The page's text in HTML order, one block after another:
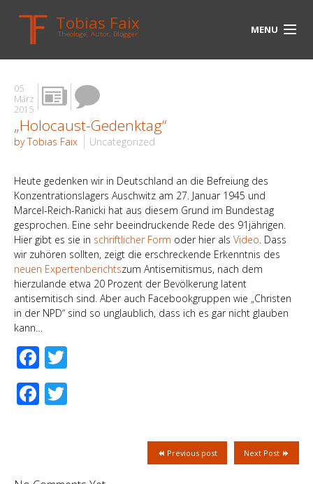
Tobias Faix
Theologe, Autor, Blogger MENU
HOME
BLOG
BIOGRAPHIE
UNTERWEGS
MEDIEN
KONTAKT
LINKS
05
März
2015
„Holocaust-Gedenktag“
by Tobias Faix Uncategorized
Heute gedenken wir in Deutschland an die Befreiung des
Konzentrationslagers Auschwitz am 27. Januar 1945 und
Marcel-Reich-Ranicki hat aus diesem Grund im Bundestag
gesprochen. Eine sehr beeindruckende Rede des 91jährigen.
Hier gibt es sie in schriftlicher Form oder hier als Video. Dass
wir zuhören sollten, zeigt die erschreckende Erkenntnis des
neuen Expertenberichtszum Antisemitismus, nach dem
hierzulande etwa 20 Prozent der Bevölkerung latent
antisemitisch sind. Aber auch Facebookgruppen wie „Christen
in der NPD“ sind so unglaublich, dass ich es gar nicht glauben
kann…
Facebook
Facebook
Next Post
Previous post